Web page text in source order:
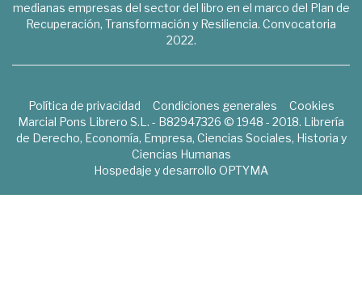
medianas empresas del sector del libro en el marco del Plan de
Recuperación, Transformación y Resiliencia. Convocatoria
2022.
Política de privacidad Condiciones generales
Cookies
Marcial Pons Librero S.L. - B82947326 © 1948 - 2018. Librería
de Derecho, Economía, Empresa, Ciencias Sociales, Historia y
Ciencias Humanas
Hospedaje y desarrollo OPTYMA